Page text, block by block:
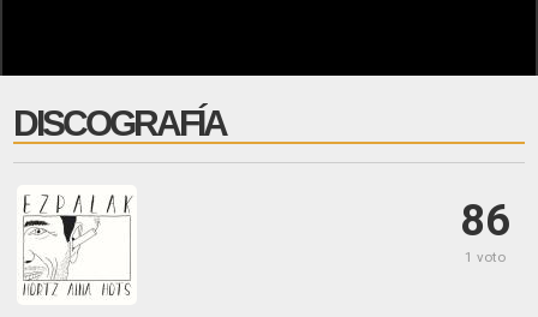
DISCOGRAFÍA
86
1 voto